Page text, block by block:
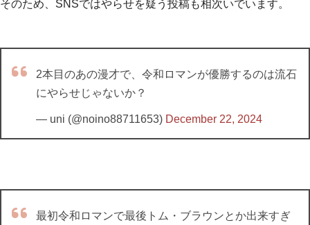
そのため、SNSではやらせを疑う投稿も相次いでいます。
2本目のあの漫才で、令和ロマンが優勝するのは流石
にやらせじゃないか？
— uni (@noino88711653) December 22, 2024
最初令和ロマンで最後トム・ブラウンとか出来すぎ